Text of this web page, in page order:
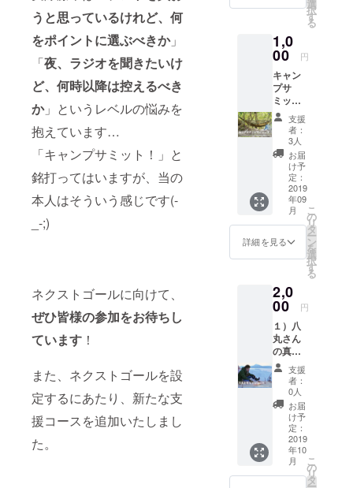
うと思っているけれど、何
をポイントに選ぶべきか」
「夜、ラジオを聞きたいけ
ど、何時以降は控えるべき
か」というレベルの悩みを
抱えています…
「キャンプサミット！」と
銘打ってはいますが、当の
本人はそういう感じです(-
_-;)
ネクストゴールに向けて、
ぜひ皆様の参加をお待ちし
ています ！
また、ネクストゴールを設
定するにあたり、新たな支
援コースを追加いたしまし
た。
える立場の
方…年齢も
職業も立場
もバラバラ
です。唯一
共通してい
ることと言
えば、「千
歳」が元気
で、イカし
たマチであ
り続けるこ
とを強烈に
願っている
です。そし
て今回、今
の千歳のマ
チの現状に
危機を覚
え、動きま
した。どう
ぞよろしく
お願い致し
ます。
キャン
ミット
「テー
マ：北
海道の
未来と
キャン
プ」議
事録を
メール
にて送
らせて
いただ
きま
す。
選
択
す
る
1,0
00 円
キャン
プサ
ミット
当日に
行われ
る「八
丸トー
ナメン
ト」へ
の出場
権で
す。 宿
泊する
方が対
象と
なって
ので、
この
コース
単体で
の申し
込みは
できま
せん。
必ずサ
ミット
参加権
もお申
し込み
くださ
い。
トーナ
支援
者：
3人
お届
け予
定：
2019
年09
月
詳細を見る
こ
の
リ
タ
ー
ン
を
選
択
す
る
2,0
00 円
１）八
丸さん
の真骨
頂「冬
キャ
ン」参
加権。
当日は
八丸さ
んと雪
かきか
らはじ
まりま
支援
者：
0人
お届
け予
定：
2019
年10
月
こ
の
リ
タ